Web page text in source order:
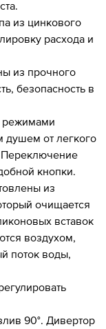
из цинкового
расхода и
из прочного
безопасность в
режимами
душем от легкого
Переключение
кнопки.
из
очищается
вставок
воздухом,
поток воды,
90°. Дивертор